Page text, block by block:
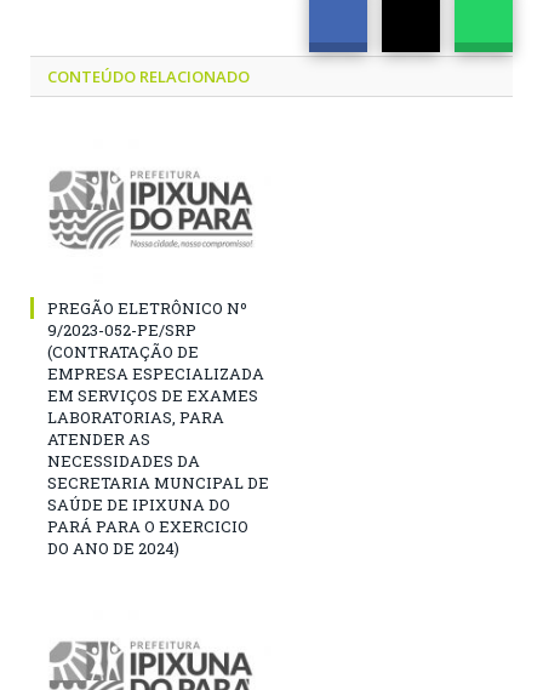
CONTEÚDO RELACIONADO
PREGÃO ELETRÔNICO Nº
9/2023-052-PE/SRP
(CONTRATAÇÃO DE
EMPRESA ESPECIALIZADA
EM SERVIÇOS DE EXAMES
LABORATORIAS, PARA
ATENDER AS
NECESSIDADES DA
SECRETARIA MUNCIPAL DE
SAÚDE DE IPIXUNA DO
PARÁ PARA O EXERCICIO
DO ANO DE 2024)